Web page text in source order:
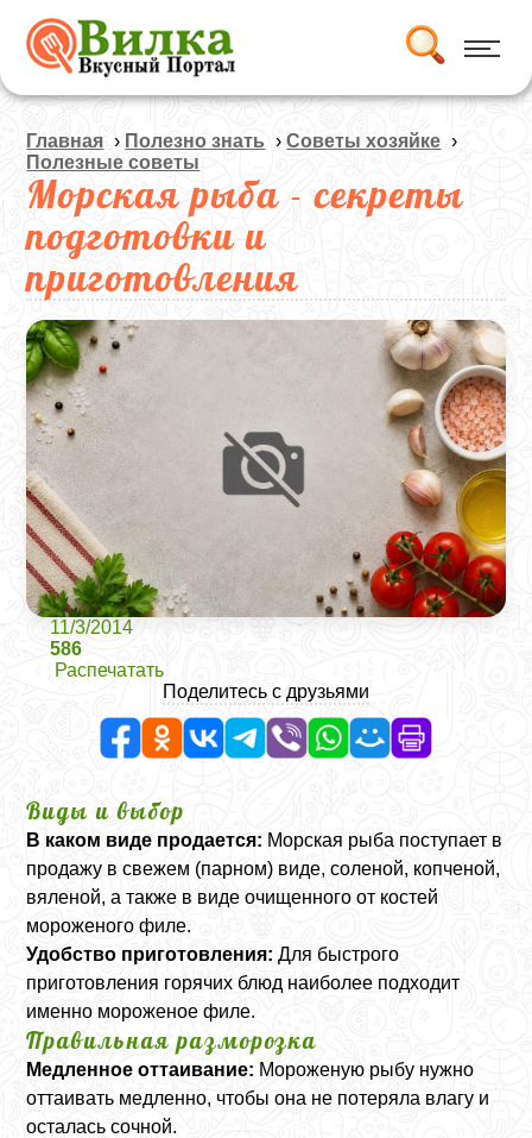
Главная › Полезно знать ›Советы хозяйке ›
Полезные советы
Морская рыба - секреты
подготовки и
приготовления
11/3/2014
586
Распечатать
Поделитесь с друзьями
Виды и выбор
В каком виде продается: Морская рыба поступает в
продажу в свежем (парном) виде, соленой, копченой,
вяленой, а также в виде очищенного от костей
мороженого филе.
Удобство приготовления: Для быстрого
приготовления горячих блюд наиболее подходит
именно мороженое филе.
Правильная разморозка
Медленное оттаивание: Мороженую рыбу нужно
оттаивать медленно, чтобы она не потеряла влагу и
осталась сочной.